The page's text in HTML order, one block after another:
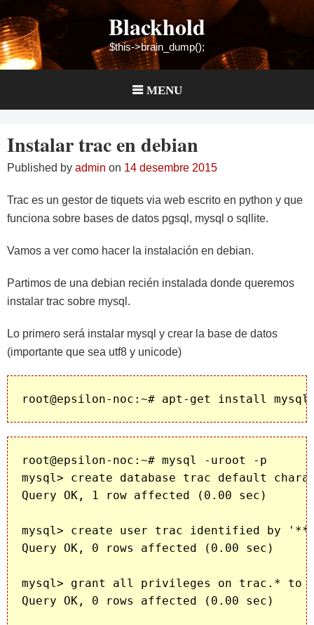
to
content
Blackhold
$this->brain_dump();
MENU
Instalar trac en debian
Published by admin on 14 desembre 2015
Trac es un gestor de tiquets via web escrito en python y que
funciona sobre bases de datos pgsql, mysql o sqllite.
Vamos a ver como hacer la instalación en debian.
Partimos de una debian recién instalada donde queremos
instalar trac sobre mysql.
Lo primero será instalar mysql y crear la base de datos
(importante que sea utf8 y unicode)
root@epsilon-noc:~# mysql -uroot -p
mysql> create database trac default
Query OK, 1 row affected (0.00 sec)
mysql> create user trac identified by
Query OK, 0 rows affected (0.00 sec)
mysql> grant all privileges on trac.* to
Query OK, 0 rows affected (0.00 sec)